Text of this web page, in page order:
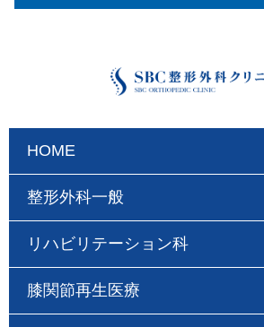
HOME
整形外科一般
リハビリテーション科
膝関節再生医療